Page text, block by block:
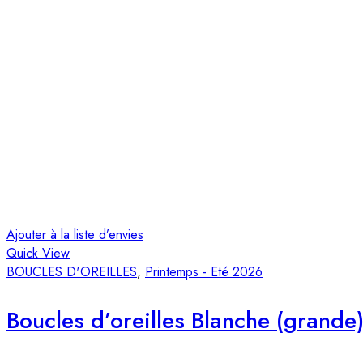
Ajouter à la liste d’envies
Quick View
BOUCLES D'OREILLES, Printemps - Eté 2026
Boucles d’oreilles Blanche (grande)